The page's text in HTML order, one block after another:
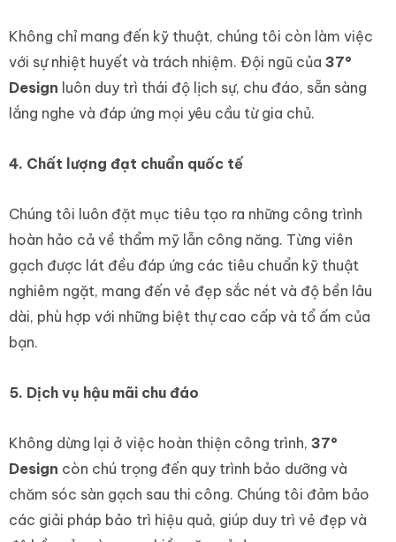
Không chỉ mang đến kỹ thuật, chúng tôi còn làm việc
với sự nhiệt huyết và trách nhiệm. Đội ngũ của 37°
Design luôn duy trì thái độ lịch sự, chu đáo, sẵn sàng
lắng nghe và đáp ứng mọi yêu cầu từ gia chủ.
4. Chất lượng đạt chuẩn quốc tế
Chúng tôi luôn đặt mục tiêu tạo ra những công trình
hoàn hảo cả về thẩm mỹ lẫn công năng. Từng viên
gạch được lát đều đáp ứng các tiêu chuẩn kỹ thuật
nghiêm ngặt, mang đến vẻ đẹp sắc nét và độ bền lâu
dài, phù hợp với những biệt thự cao cấp và tổ ấm của
bạn.
5. Dịch vụ hậu mãi chu đáo
Không dừng lại ở việc hoàn thiện công trình, 37°
Design còn chú trọng đến quy trình bảo dưỡng và
chăm sóc sàn gạch sau thi công. Chúng tôi đảm bảo
các giải pháp bảo trì hiệu quả, giúp duy trì vẻ đẹp và